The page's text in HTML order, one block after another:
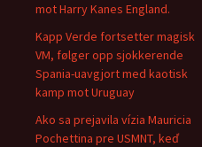
mot Harry Kanes England.
Kapp Verde fortsetter magisk
VM, følger opp sjokkerende
Spania-uavgjort med kaotisk
kamp mot Uruguay
Ako sa prejavila vízia Mauricia
Pochettina pre USMNT, keď